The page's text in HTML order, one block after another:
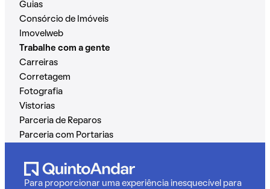
Guias
Consórcio de Imóveis
Imovelweb
Trabalhe com a gente
Carreiras
Corretagem
Fotografia
Vistorias
Parceria de Reparos
Parceria com Portarias
Para proporcionar uma experiência inesquecível para